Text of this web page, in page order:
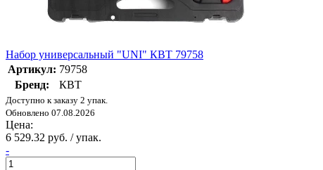
Набор универсальный "UNI" КВТ 79758
Артикул: 79758
Бренд:
КВТ
Доступно к заказу 2 упак.
Обновлено 07.08.2026
Цена:
6 529.32 руб. / упак.
-